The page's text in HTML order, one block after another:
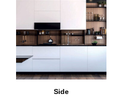
Side